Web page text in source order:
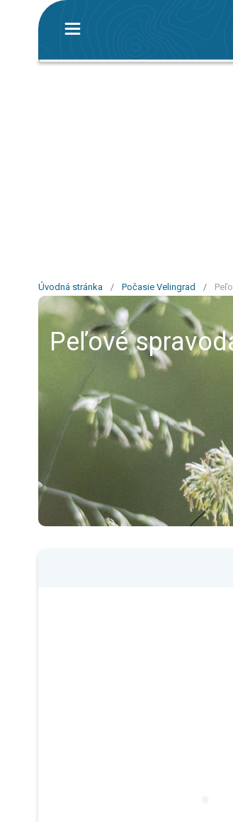
Úvodná stránka / Počasie Velingrad /
Peľové